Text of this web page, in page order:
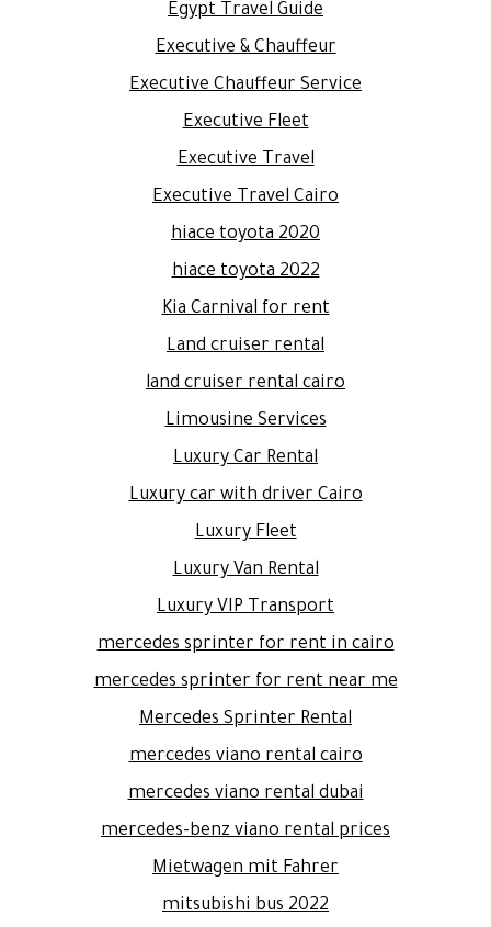
Egypt Travel Guide
Executive & Chauffeur
Executive Chauffeur Service
Executive Fleet
Executive Travel
Executive Travel Cairo
hiace toyota 2020
hiace toyota 2022
Kia Carnival for rent
Land cruiser rental
land cruiser rental cairo
Limousine Services
Luxury Car Rental
Luxury car with driver Cairo
Luxury Fleet
Luxury Van Rental
Luxury VIP Transport
mercedes sprinter for rent in cairo
mercedes sprinter for rent near me
Mercedes Sprinter Rental
mercedes viano rental cairo
mercedes viano rental dubai
mercedes-benz viano rental prices
Mietwagen mit Fahrer
mitsubishi bus 2022